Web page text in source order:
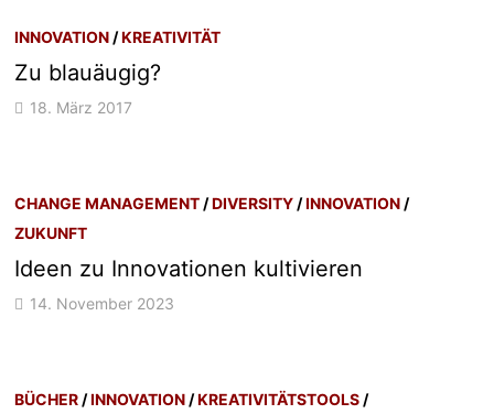
INNOVATION /KREATIVITÄT
Zu blauäugig?
18. März 2017
CHANGE MANAGEMENT /DIVERSITY /INNOVATION /
ZUKUNFT
Ideen zu Innovationen kultivieren
14. November 2023
BÜCHER /INNOVATION /KREATIVITÄTSTOOLS /